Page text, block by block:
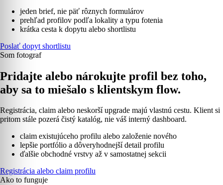
jeden brief, nie päť rôznych formulárov
prehľad profilov podľa lokality a typu fotenia
krátka cesta k dopytu alebo shortlistu
Poslať dopyt shortlistu
Som fotograf
Pridajte alebo nárokujte profil bez toho,
aby sa to miešalo s klientskym flow.
Registrácia, claim alebo neskorší upgrade majú vlastnú cestu. Klient si
pritom stále pozerá čistý katalóg, nie váš interný dashboard.
claim existujúceho profilu alebo založenie nového
lepšie portfólio a dôveryhodnejší detail profilu
ďalšie obchodné vrstvy až v samostatnej sekcii
Registrácia alebo claim profilu
Ako to funguje